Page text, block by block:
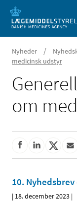
Nyheder /
medicinsk udstyr
om
10.
| 18. december 2023 |